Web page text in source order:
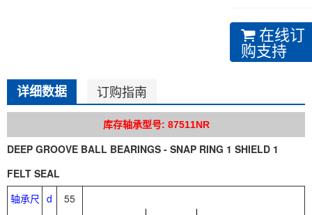
在线订
购支持
详细数据 订购指南
库存轴承型号: 87511NR
DEEP GROOVE BALL BEARINGS - SNAP RING 1 SHIELD 1
FELT SEAL
轴承尺 d 55